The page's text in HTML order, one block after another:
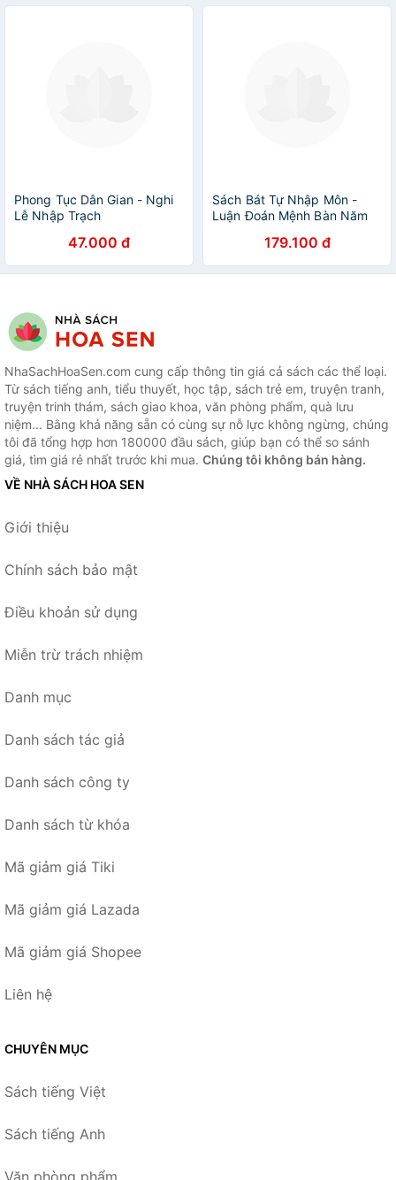
Phong Tục Dân Gian - Nghi
Lễ Nhập Trạch
47.000 đ
Sách Bát Tự Nhập Môn -
Luận Đoán Mệnh Bàn Năm
179.100 đ
NhaSachHoaSen.com cung cấp thông tin giá cả sách các thể loại.
Từ sách tiếng anh, tiểu thuyết, học tập, sách trẻ em, truyện tranh,
truyện trinh thám, sách giao khoa, văn phòng phẩm, quà lưu
niệm... Bằng khả năng sẵn có cùng sự nỗ lực không ngừng, chúng
tôi đã tổng hợp hơn 180000 đầu sách, giúp bạn có thể so sánh
giá, tìm giá rẻ nhất trước khi mua. Chúng tôi không bán hàng.
VỀ NHÀ SÁCH HOA SEN
Giới thiệu
Chính sách bảo mật
Điều khoản sử dụng
Miễn trừ trách nhiệm
Danh mục
Danh sách tác giả
Danh sách công ty
Danh sách từ khóa
Mã giảm giá Tiki
Mã giảm giá Lazada
Mã giảm giá Shopee
Liên hệ
CHUYÊN MỤC
Sách tiếng Việt
Sách tiếng Anh
Văn phòng phẩm